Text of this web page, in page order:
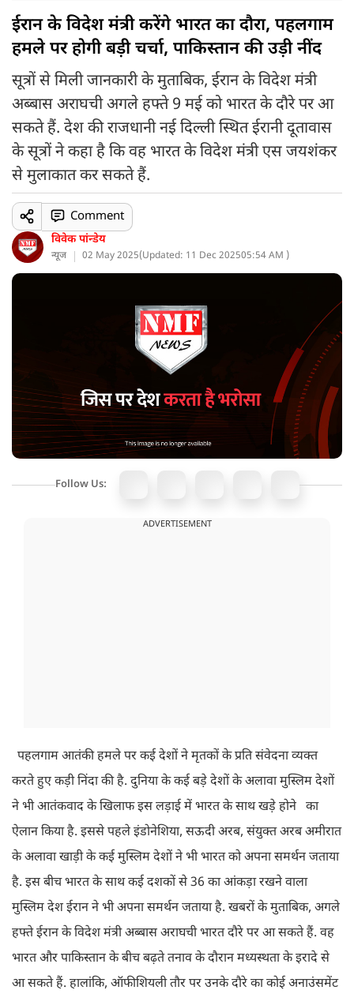
ईरान के विदेश मंत्री करेंगे भारत का दौरा, पहलगाम
हमले पर होगी बड़ी चर्चा, पाकिस्तान की उड़ी नींद
सूत्रों से मिली जानकारी के मुताबिक, ईरान के विदेश मंत्री
अब्बास अराघची अगले हफ्ते 9 मई को भारत के दौरे पर आ
सकते हैं. देश की राजधानी नई दिल्ली स्थित ईरानी दूतावास
के सूत्रों ने कहा है कि वह भारत के विदेश मंत्री एस जयशंकर
से मुलाकात कर सकते हैं.
विवेक पांन्डेय
न्यूज 02 May 2025(Updated: 11 Dec 202505:54 AM )
Comment
Follow Us:
ADVERTISEMENT
पहलगाम आतंकी हमले पर कई देशों ने मृतकों के प्रति संवेदना व्यक्त
करते हुए कड़ी निंदा की है. दुनिया के कई बड़े देशों के अलावा मुस्लिम देशों
ने भी आतंकवाद के खिलाफ इस लड़ाई में भारत के साथ खड़े होने का
ऐलान किया है. इससे पहले इंडोनेशिया, सऊदी अरब, संयुक्त अरब अमीरात
के अलावा खाड़ी के कई मुस्लिम देशों ने भी भारत को अपना समर्थन जताया
है. इस बीच भारत के साथ कई दशकों से 36 का आंकड़ा रखने वाला
मुस्लिम देश ईरान ने भी अपना समर्थन जताया है. खबरों के मुताबिक, अगले
हफ्ते ईरान के विदेश मंत्री अब्बास अराघची भारत दौरे पर आ सकते हैं. वह
भारत और पाकिस्तान के बीच बढ़ते तनाव के दौरान मध्यस्थता के इरादे से
आ सकते हैं. हालांकि, ऑफीशियली तौर पर उनके दौरे का कोई अनाउंसमेंट